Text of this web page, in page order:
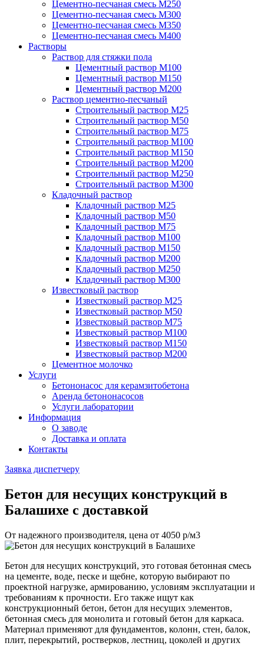
Цементно-песчаная смесь М250
Цементно-песчаная смесь М300
Цементно-песчаная смесь М350
Цементно-песчаная смесь М400
Растворы
Раствор для стяжки пола
Цементный раствор М100
Цементный раствор М150
Цементный раствор М200
Раствор цементно-песчаный
Строительный раствор М25
Строительный раствор М50
Строительный раствор М75
Строительный раствор М100
Строительный раствор М150
Строительный раствор М200
Строительный раствор М250
Строительный раствор М300
Кладочный раствор
Кладочный раствор М25
Кладочный раствор М50
Кладочный раствор М75
Кладочный раствор М100
Кладочный раствор М150
Кладочный раствор М200
Кладочный раствор М250
Кладочный раствор М300
Известковый раствор
Известковый раствор М25
Известковый раствор М50
Известковый раствор М75
Известковый раствор М100
Известковый раствор М150
Известковый раствор М200
Цементное молочко
Услуги
Бетононасос для керамзитобетона
Аренда бетононасосов
Услуги лаборатории
Информация
О заводе
Доставка и оплата
Контакты
Заявка диспетчеру
Бетон для несущих конструкций в
Балашихе с доставкой
От надежного производителя, цена от 4050 р/м3
Бетон для несущих конструкций, это готовая бетонная смесь
на цементе, воде, песке и щебне, которую выбирают по
проектной нагрузке, армированию, условиям эксплуатации и
требованиям к прочности. Его также ищут как
конструкционный бетон, бетон для несущих элементов,
бетонная смесь для монолита и готовый бетон для каркаса.
Материал применяют для фундаментов, колонн, стен, балок,
плит, перекрытий, ростверков, лестниц, цоколей и других